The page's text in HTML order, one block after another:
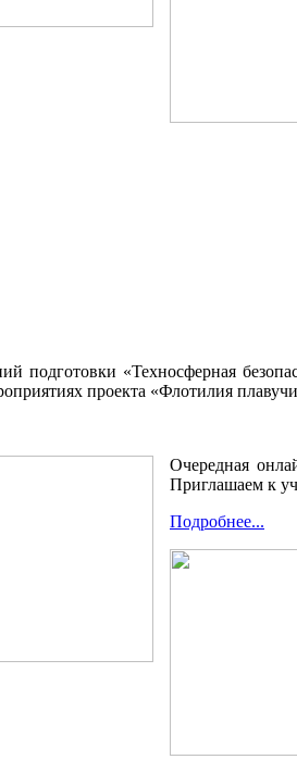
подготовки «Техносферная
проекта «Флотилия
Очередная
Приглашаем к
Подробнее...